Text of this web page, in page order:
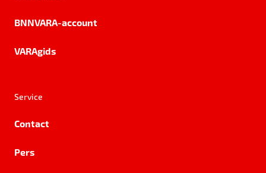
BNNVARA-account
VARAgids
Service
Contact
Pers